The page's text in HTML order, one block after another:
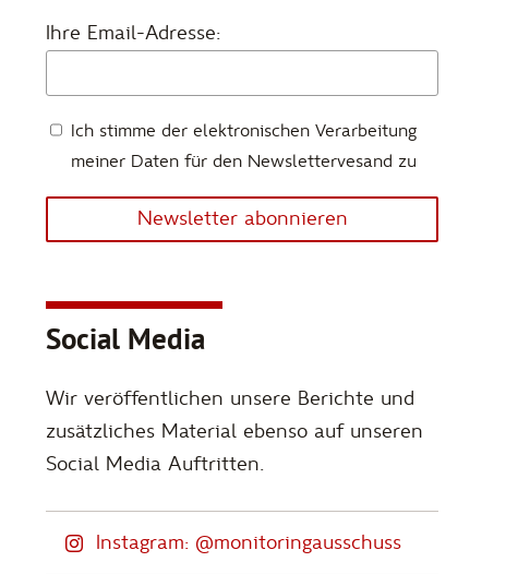
Ihre Email-Adresse:
Ich stimme der elektronischen Verarbeitung
meiner Daten für den Newslettervesand zu
Newsletter abonnieren
Social Media
Wir veröffentlichen unsere Berichte und
zusätzliches Material ebenso auf unseren
Social Media Auftritten.
Instagram: @monitoringausschuss